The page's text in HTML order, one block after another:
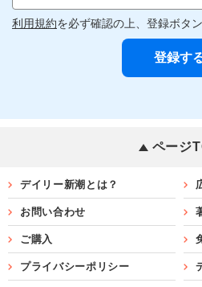
利用規約を必ず確認の上、登録ボタ
ページ
デイリー新潮とは？
お問い合わせ
ご購入
プライバシーポリシー